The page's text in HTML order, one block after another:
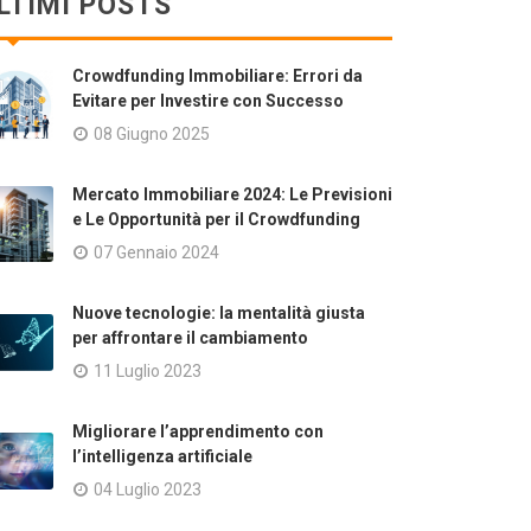
Crowdfunding Immobiliare: Errori da
Evitare per Investire con Successo
08 Giugno 2025
Mercato Immobiliare 2024: Le Previsioni
e Le Opportunità per il Crowdfunding
07 Gennaio 2024
Nuove tecnologie: la mentalità giusta
per affrontare il cambiamento
11 Luglio 2023
Migliorare l’apprendimento con
l’intelligenza artificiale
04 Luglio 2023